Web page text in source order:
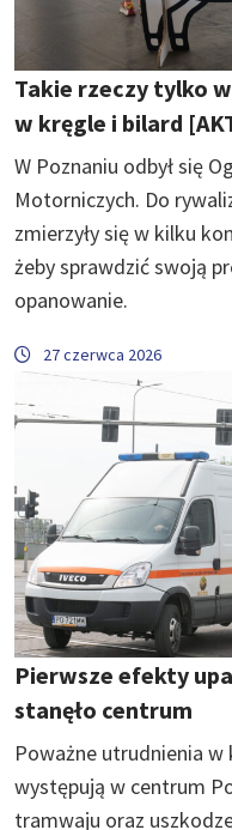
Takie rzeczy tylko
w kręgle i bilard
W Poznaniu odbył się
Motorniczych. Do
zmierzyły się w kilku
żeby sprawdzić swoją
opanowanie.
27 czerwca 2026
Pierwsze efekty
stanęło centrum
Poważne utrudnienia
występują w centrum
tramwaju oraz